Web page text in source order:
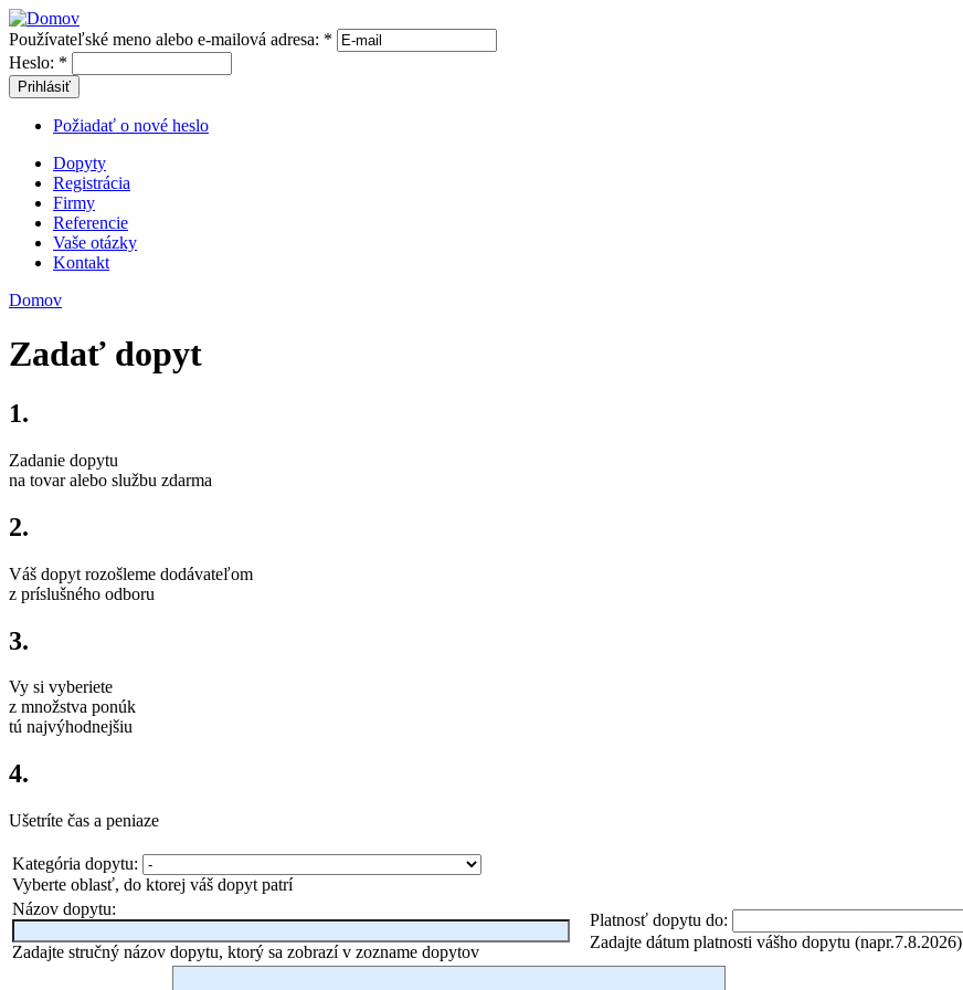
Používateľské meno alebo e-mailová adresa: *
Heslo: *
Prihlásiť
Požiadať o nové heslo
Dopyty
Registrácia
Firmy
Referencie
Vaše otázky
Kontakt
Domov
Zadať dopyt
1.
Zadanie dopytu
na tovar alebo službu zdarma
2.
Váš dopyt rozošleme dodávateľom
z príslušného odboru
3.
Vy si vyberiete
z množstva ponúk
tú najvýhodnejšiu
4.
Ušetríte čas a peniaze
Kategória dopytu:
Vyberte oblasť, do ktorej váš dopyt patrí
Názov dopytu:
Zadajte stručný názov dopytu, ktorý sa zobrazí v zozname dopytov
Platnosť dopytu do:
Zadajte dátum platnosti vášho dopytu (napr.7.8.2026)